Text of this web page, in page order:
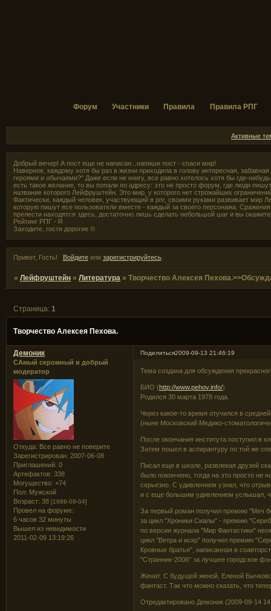
Форум Участники Правила Правила РПГ
Активные
Добрый вечер! А пост еще не написан...напиши пост - спаси мир!
Наверное, каждому хотя бы раз в жизни приходила в голову интересная,
героями и обычаями?" Даже если не книгу, все равно хотелось хотя бы где-
есть такое желание, то вы попали по адресу: это не просто форум, где люди
название которого Лейфруштейн. Это мир, у которого нет строжайших
Фактически, каждый человек, участвующий в рпг, своими руками развивает мир
которую пишут все пользователи вместе - каждый за своего персонажа.
прелести находятся здесь, достаточно лишь сделать небольшой шаг и вы
Рейтинг РПГ - R
Заходите, гости дорогие ©
Привет, Гость! Войдитеили зарегистрируйтесь.
»Лейфруштейн »Литература »Творчество Алексея
Творчество Алексея Пехова.
Страница:1
Поделиться2009-09-13 21:46:19
Демоник
САмый скромный и добрый
модератор
Откуда: Все равно не поверите
Зарегистрирован: 2007-06-08
Приглашений: 0
Артефактов: 338
Могущество: +74
Пол: Мужской
Возраст: 38 [1988-08-04]
Провел на форуме:
6 часов 32 минуты
Вышел из невидимости
2011-02-09 13:19:26
Тема создана для обсуждения
БИО (http://www.pehov.info/)
Родился 30 марта 1978 года.
Через какое-то время отучился в
(ныне Московский Медико-
После окончания института поступил в
Затем пошел в аспирантуру по той же
Писал еще в школе, развлекая друзей
было покончено, тогда на это просто не
серьезно. С удивлением узнал, что
и с еще большим удивлением услышал,
За первый роман получил премию "Меч
за цикл "Хроники Сиалы" - премию
по версии журнала "Мир Фантастики"
цикл "Ветра и искр" получил премию
Кровные братья", написанная в
"Странник-2006" за лучшее городское
Женат. С будущей женой, Еленой
фантаст. Так что можно сказать, что
Отредактировано Демоник (2009-09-14